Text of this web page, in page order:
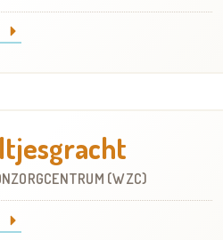
(WZC)